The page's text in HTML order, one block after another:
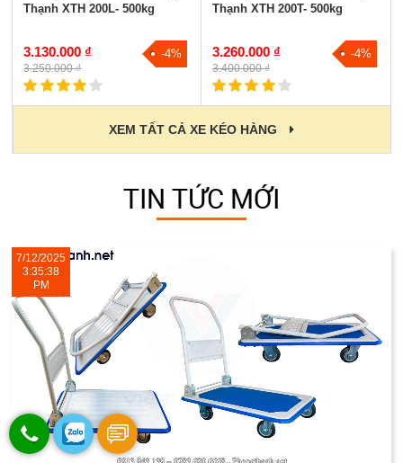
Thạnh XTH 200L- 500kg
3.130.000 ₫
3.250.000 ₫
-4%
Thạnh XTH 200T- 500kg
3.260.000 ₫
3.400.000 ₫
-4%
XEM TẤT CẢ XE KÉO HÀNG
TIN TỨC MỚI
7/12/2025
3:35:38
PM